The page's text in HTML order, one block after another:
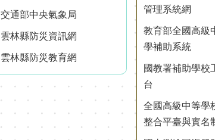
交通部中央氣象局
雲林縣防災資訊網
雲林縣防災教育網
管理系統網
教育部全國高級
學補助系統
國教署補助學校
台
全國高級中等學
整合平臺與實名